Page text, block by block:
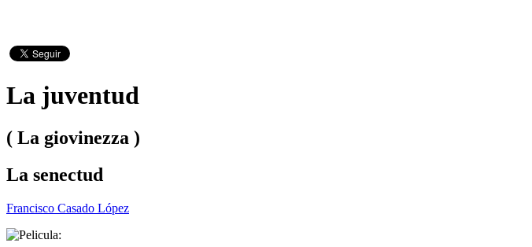
La juventud
( La giovinezza )
La senectud
Francisco Casado López